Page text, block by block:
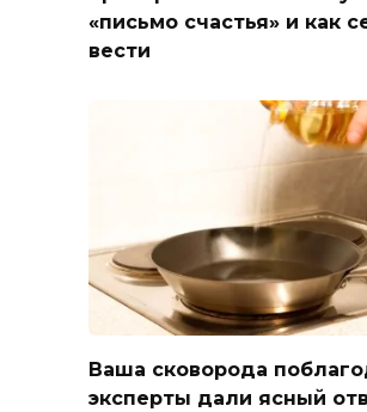
«письмо счастья» и как
вести
Ваша сковорода
эксперты дали ясный